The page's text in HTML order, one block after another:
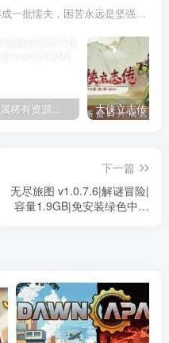
平富足的盛世徒然养成一批懦夫，困苦永远是坚强之母
SVIP专属稀有资源下载 – 持续更新中
下一篇
无尽旅图 v1.0.7.6|解谜冒险|
容量1.9GB|免安装绿色中文